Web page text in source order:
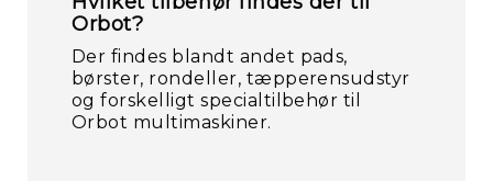
Orbot?
Der findes blandt andet pads,
børster, rondeller, tæpperensudstyr
og forskelligt specialtilbehør til
Orbot multimaskiner.